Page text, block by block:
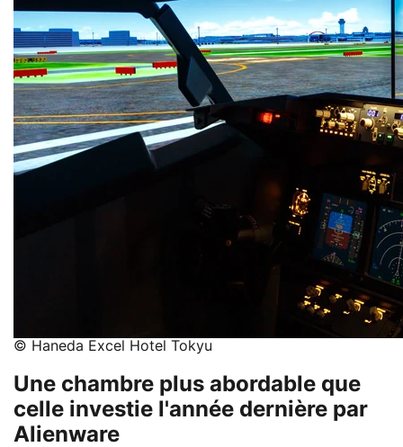
© Haneda Excel Hotel Tokyu
Une chambre plus abordable que
celle investie l'année dernière par
Alienware